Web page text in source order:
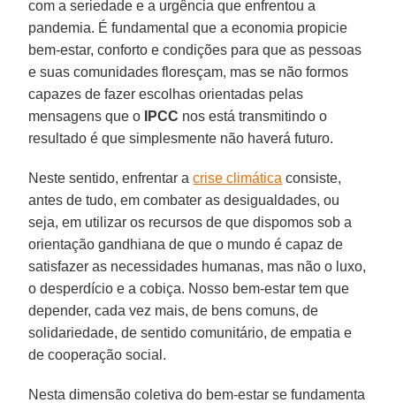
com a seriedade e a urgência que enfrentou a
pandemia. É fundamental que a economia propicie
bem-estar, conforto e condições para que as pessoas
e suas comunidades floresçam, mas se não formos
capazes de fazer escolhas orientadas pelas
mensagens que o
IPCC nos está transmitindo o
resultado é que simplesmente não haverá futuro.
Neste sentido, enfrentar acrise climática consiste,
antes de tudo, em combater as desigualdades, ou
seja, em utilizar os recursos de que dispomos sob a
orientação gandhiana de que o mundo é capaz de
satisfazer as necessidades humanas, mas não o luxo,
o desperdício e a cobiça. Nosso bem-estar tem que
depender, cada vez mais, de bens comuns, de
solidariedade, de sentido comunitário, de empatia e
de cooperação social.
Nesta dimensão coletiva do bem-estar se fundamenta